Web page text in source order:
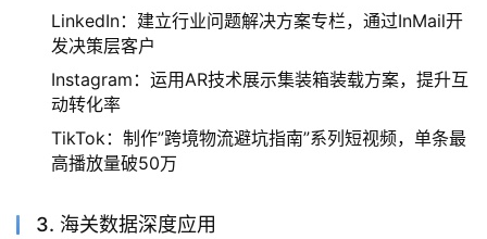
LinkedIn：建立行业问题解决方案专栏，通过InMail开
发决策层客户
Instagram：运用AR技术展示集装箱装载方案，提升互
动转化率
TikTok：制作”跨境物流避坑指南”系列短视频，单条最
高播放量破50万
3. 海关数据深度应用